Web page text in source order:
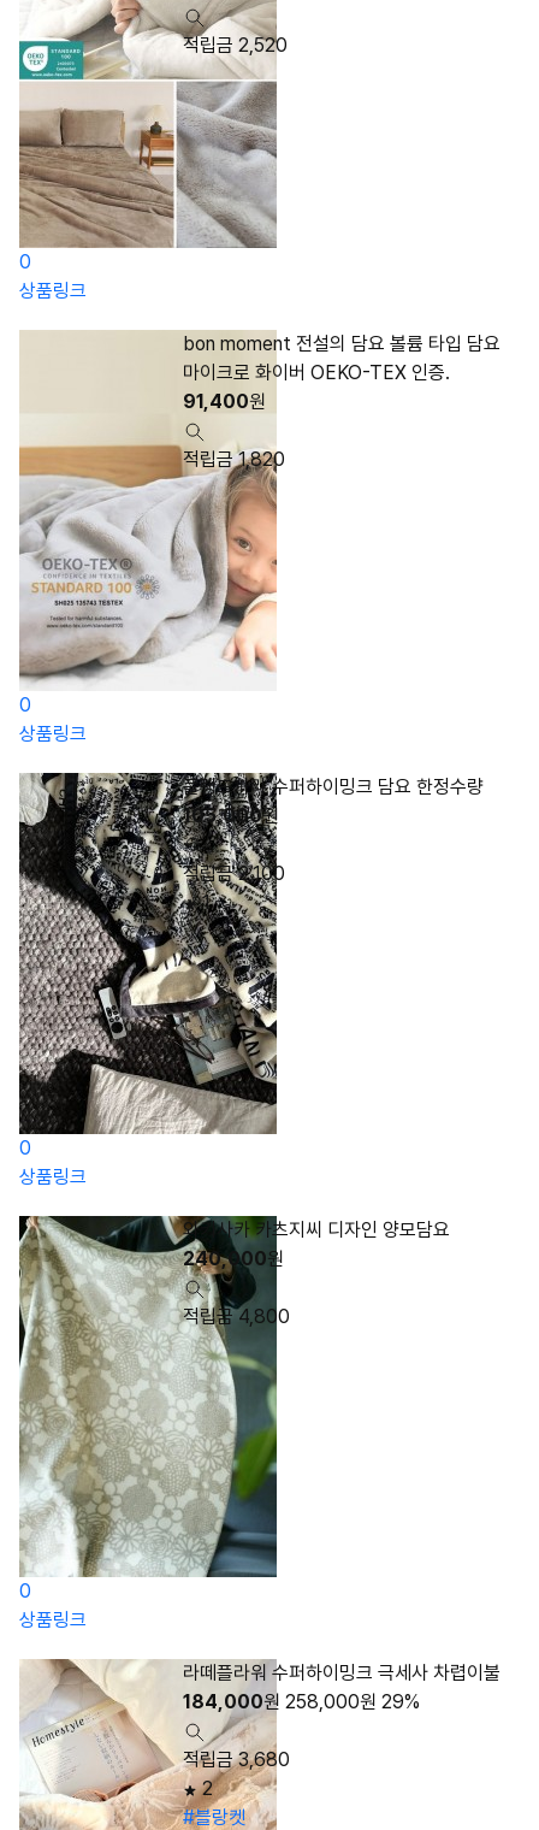
0
적립금 2,520
상품링크
0
bon moment 전설의 담요 볼륨 타입 담요
마이크로 화이버 OEKO-TEX 인증.
91,400원
적립금 1,820
상품링크
0
플랭드파리 수퍼하이밍크 담요 한정수량
105,000원
적립금 2,100
1
상품링크
0
와키사카 카츠지씨 디자인 양모담요
240,000원
적립금 4,800
상품링크
라떼플라워 수퍼하이밍크 극세사 차렵이불
184,000원 258,000원 29%
적립금 3,680
2
#블랑켓